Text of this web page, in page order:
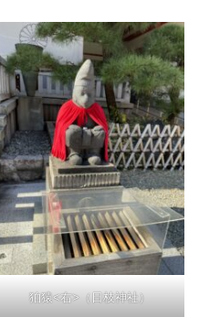
狛猿<右>（日枝神社）